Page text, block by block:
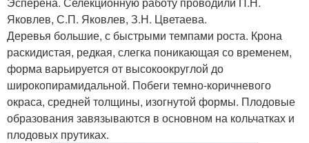
Яковлев, С.П. Яковлев, З.Н. Цветаева.
Деревья большие, с быстрыми темпами роста. Крона
раскидистая, редкая, слегка поникающая со временем,
форма варьируется от высокоокруглой до
широкопирамидальной. Побеги темно-коричневого
окраса, средней толщины, изогнутой формы. Плодовые
образования завязываются в основном на кольчатках и
плодовых прутиках.